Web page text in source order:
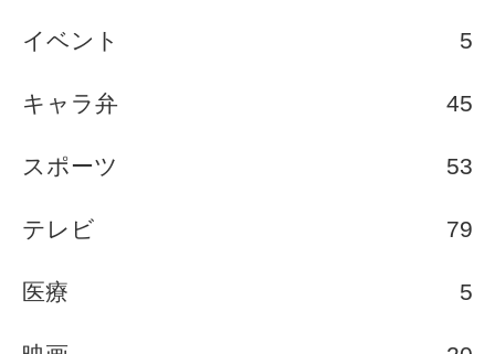
イベント 5
キャラ弁 45
スポーツ 53
テレビ 79
医療 5